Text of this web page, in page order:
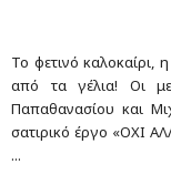
Το φετινό
από τα γέλια! Οι
Παπαθανασίου και
σατιρικό έργο «ΟΧΙ
...